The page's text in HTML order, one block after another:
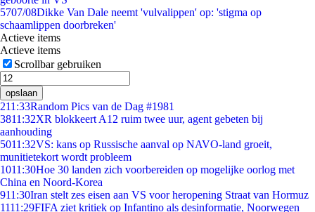
5707/08Dikke Van Dale neemt 'vulvalippen' op: 'stigma op
schaamlippen doorbreken'
Actieve items
Actieve items
Scrollbar gebruiken
opslaan
211:33Random Pics van de Dag #1981
3811:32XR blokkeert A12 ruim twee uur, agent gebeten bij
aanhouding
5011:32VS: kans op Russische aanval op NAVO-land groeit,
munitietekort wordt probleem
1011:30Hoe 30 landen zich voorbereiden op mogelijke oorlog met
China en Noord-Korea
911:30Iran stelt zes eisen aan VS voor heropening Straat van Hormuz
1111:29FIFA ziet kritiek op Infantino als desinformatie, Noorwegen